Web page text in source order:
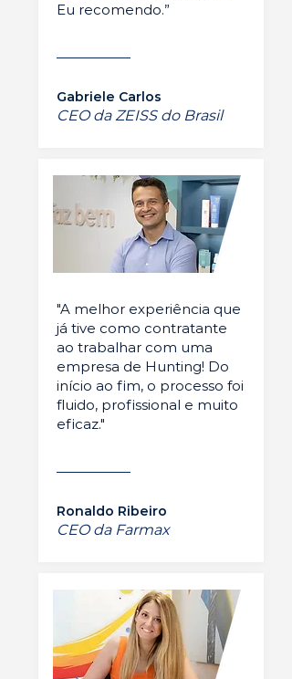
Eu recomendo.”
Gabriele Carlos
CEO da ZEISS do Brasil
"A melhor experiência que
já tive como contratante
ao trabalhar com uma
empresa de Hunting! Do
início ao fim, o processo foi
fluido, profissional e muito
eficaz."
Ronaldo Ribeiro
CEO da Farmax